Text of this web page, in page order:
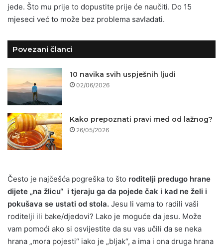
jede. Što mu prije to dopustite prije će naučiti. Do 15
mjeseci već to može bez problema savladati.
Povezani članci
10 navika svih uspješnih ljudi
02/06/2026
Kako prepoznati pravi med od lažnog?
26/05/2026
Često je najčešća pogreška to što roditelji predugo hrane
dijete „na žlicu“ i tjeraju ga da pojede čak i kad ne želi i
pokušava se ustati od stola. Jesu li vama to radili vaši
roditelji ili bake/djedovi? Lako je moguće da jesu. Može
vam pomoći ako si osvijestite da su vas učili da se neka
hrana „mora pojesti“ iako je „bljak“, a ima i ona druga hrana